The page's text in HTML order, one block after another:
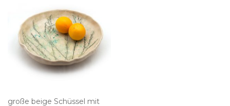
große beige Schüssel mit